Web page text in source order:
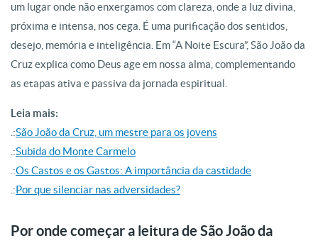
um lugar onde não enxergamos com clareza, onde a luz divina,
próxima e intensa, nos cega. É uma purificação dos sentidos,
desejo, memória e inteligência. Em “A Noite Escura”, São João da
Cruz explica como Deus age em nossa alma, complementando
as etapas ativa e passiva da jornada espiritual.
Leia mais:
.:São João da Cruz, um mestre para os jovens
.:Subida do Monte Carmelo
.:Os Castos e os Gastos: A importância da castidade
.:Por que silenciar nas adversidades?
Por onde começar a leitura de São João da